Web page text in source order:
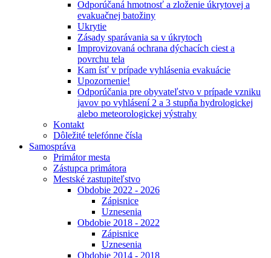
Odporúčaná hmotnosť a zloženie úkrytovej a
evakuačnej batožiny
Ukrytie
Zásady sparávania sa v úkrytoch
Improvizovaná ochrana dýchacích ciest a
povrchu tela
Kam ísť v prípade vyhlásenia evakuácie
Upozornenie!
Odporúčania pre obyvateľstvo v prípade vzniku
javov po vyhlásení 2 a 3 stupňa hydrologickej
alebo meteorologickej výstrahy
Kontakt
Dôležité telefónne čísla
Samospráva
Primátor mesta
Zástupca primátora
Mestské zastupiteľstvo
Obdobie 2022 - 2026
Zápisnice
Uznesenia
Obdobie 2018 - 2022
Zápisnice
Uznesenia
Obdobie 2014 - 2018